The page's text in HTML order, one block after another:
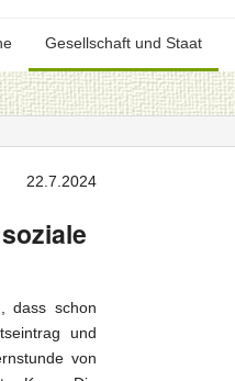
Gesellschaft und Staat
dass schon
und
von